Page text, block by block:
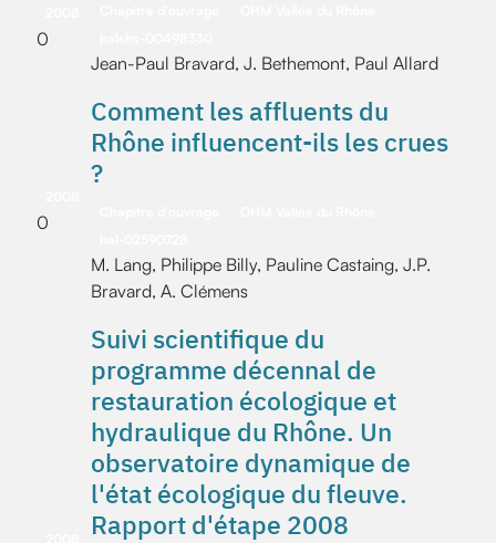
0
Jean-Paul Bravard, J. Bethemont, Paul Allard
0
Comment les affluents du
Rhône influencent-ils les crues
?
M. Lang, Philippe Billy, Pauline Castaing, J.P.
Bravard, A. Clémens
Suivi scientifique du
programme décennal de
restauration écologique et
hydraulique du Rhône. Un
observatoire dynamique de
l'état écologique du fleuve.
Rapport d'étape 2008